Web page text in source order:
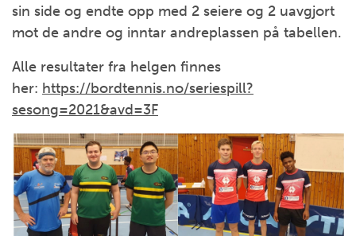
sin side og endte opp med 2 seiere og 2 uavgjort
mot de andre og inntar andreplassen på tabellen.
Alle resultater fra helgen finnes
her: https://bordtennis.no/seriespill?
sesong=2021&avd=3F